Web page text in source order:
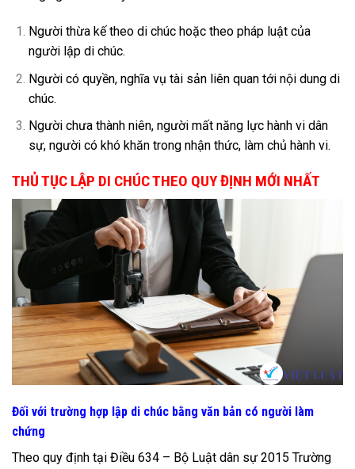
Người thừa kế theo di chúc hoặc theo pháp luật của
người lập di chúc.
Người có quyền, nghĩa vụ tài sản liên quan tới nội dung di
chúc.
Người chưa thành niên, người mất năng lực hành vi dân
sự, người có khó khăn trong nhận thức, làm chủ hành vi.
THỦ TỤC LẬP DI CHÚC THEO QUY ĐỊNH MỚI NHẤT
Đối với trường hợp lập di chúc bằng văn bản có người làm
chứng
Theo quy định tại Điều 634 – Bộ Luật dân sự 2015 Trường